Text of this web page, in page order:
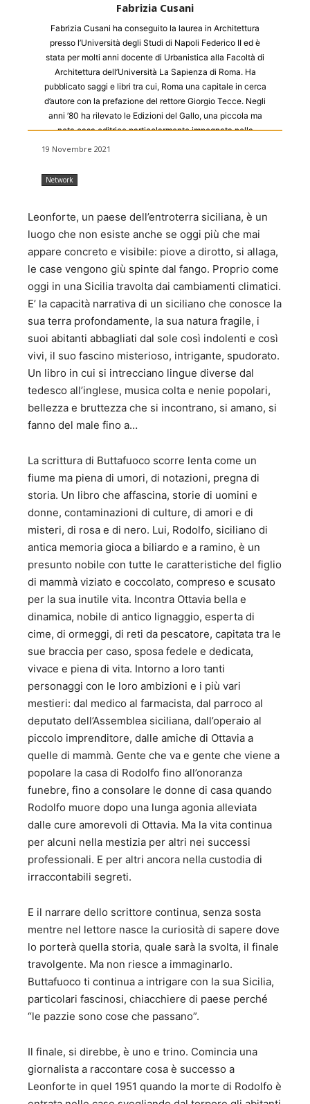
Fabrizia Cusani
Fabrizia Cusani ha conseguito la laurea in Architettura
presso l’Università degli Studi di Napoli Federico II ed è
stata per molti anni docente di Urbanistica alla Facoltà di
Architettura dell’Università La Sapienza di Roma. Ha
pubblicato saggi e libri tra cui, Roma una capitale in cerca
d’autore con la prefazione del rettore Giorgio Tecce. Negli
anni ’80 ha rilevato le Edizioni del Gallo, una piccola ma
nota casa editrice particolarmente impegnata nella
saggistica politica e sociale, che le ha permesso di aprirsi
editor per fiction e film. Alla fine degli anni ’90 ha scelto di
cambiare vita dedicandosi all’agricoltura e fondando
coltivazione e produzione di olio extra vergine. Dal 2000
dirige l’impresa olearia Frantoio Tuscus, di proprietà della
famiglia e insieme al marito, Giampaolo Sodano, ha scritto
saggi sull’olio. È assaggiatrice iscritto all’albo nazionale
degli esperti di olio d’oliva e membro del panel test della
Camera di Commercio di Viterbo.
19 Novembre 2021
Network
Leonforte, un paese dell’entroterra siciliana, è un
luogo che non esiste anche se oggi più che mai
appare concreto e visibile: piove a dirotto, si allaga,
le case vengono giù spinte dal fango. Proprio come
oggi in una Sicilia travolta dai cambiamenti climatici.
E’ la capacità narrativa di un siciliano che conosce la
sua terra profondamente, la sua natura fragile, i
suoi abitanti abbagliati dal sole così indolenti e così
vivi, il suo fascino misterioso, intrigante, spudorato.
Un libro in cui si intrecciano lingue diverse dal
tedesco all’inglese, musica colta e nenie popolari,
bellezza e bruttezza che si incontrano, si amano, si
fanno del male fino a…
La scrittura di Buttafuoco scorre lenta come un
fiume ma piena di umori, di notazioni, pregna di
storia. Un libro che affascina, storie di uomini e
donne, contaminazioni di culture, di amori e di
misteri, di rosa e di nero. Lui, Rodolfo, siciliano di
antica memoria gioca a biliardo e a ramino, è un
presunto nobile con tutte le caratteristiche del figlio
di mammà viziato e coccolato, compreso e scusato
per la sua inutile vita. Incontra Ottavia bella e
dinamica, nobile di antico lignaggio, esperta di
cime, di ormeggi, di reti da pescatore, capitata tra le
sue braccia per caso, sposa fedele e dedicata,
vivace e piena di vita. Intorno a loro tanti
personaggi con le loro ambizioni e i più vari
mestieri: dal medico al farmacista, dal parroco al
deputato dell’Assemblea siciliana, dall’operaio al
piccolo imprenditore, dalle amiche di Ottavia a
quelle di mammà. Gente che va e gente che viene a
popolare la casa di Rodolfo fino all’onoranza
funebre, fino a consolare le donne di casa quando
Rodolfo muore dopo una lunga agonia alleviata
dalle cure amorevoli di Ottavia. Ma la vita continua
per alcuni nella mestizia per altri nei successi
professionali. E per altri ancora nella custodia di
irraccontabili segreti.
E il narrare dello scrittore continua, senza sosta
mentre nel lettore nasce la curiosità di sapere dove
lo porterà quella storia, quale sarà la svolta, il finale
travolgente. Ma non riesce a immaginarlo.
Buttafuoco ti continua a intrigare con la sua Sicilia,
particolari fascinosi, chiacchiere di paese perché
“le pazzie sono cose che passano”.
Il finale, si direbbe, è uno e trino. Comincia una
giornalista a raccontare cosa è successo a
Leonforte in quel 1951 quando la morte di Rodolfo è